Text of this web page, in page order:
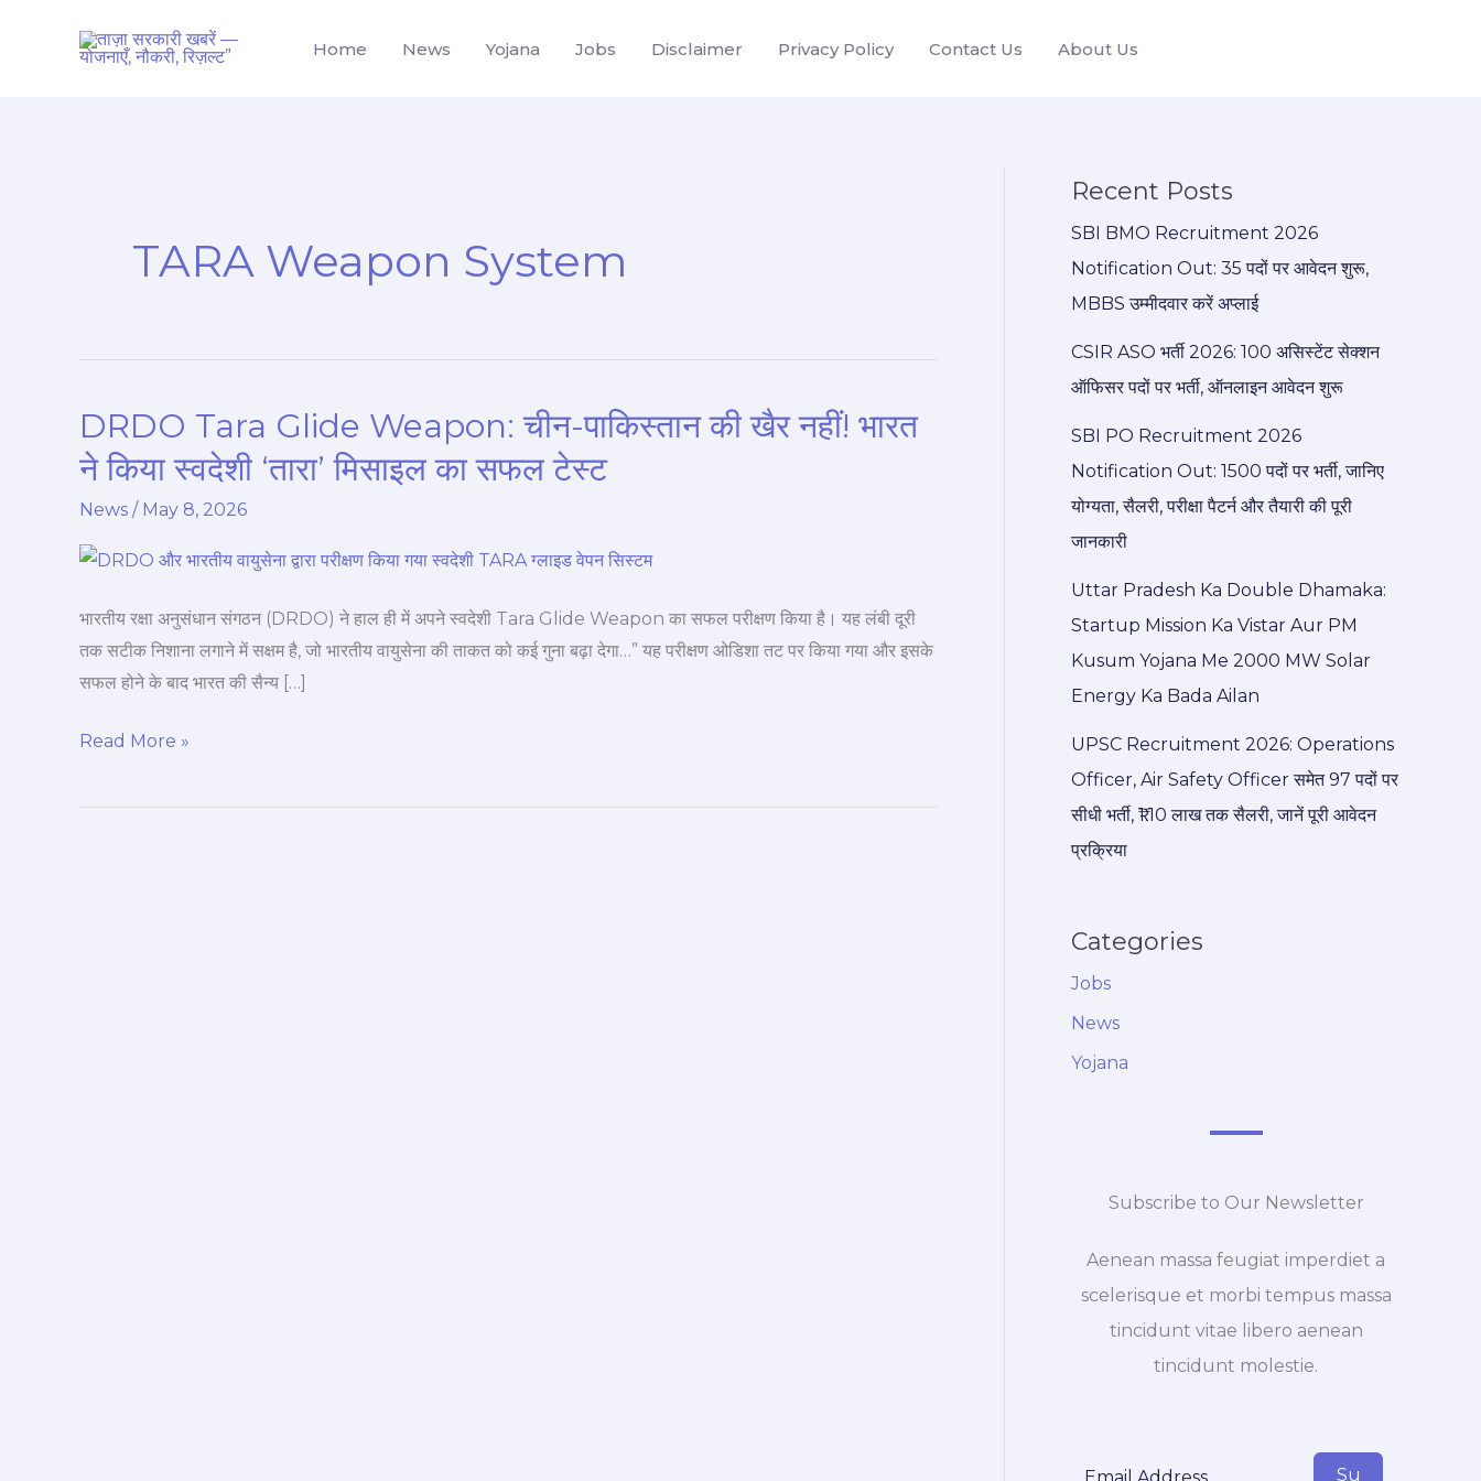
Home News Yojana Jobs Disclaimer Privacy Policy Contact Us About Us
TARA Weapon System
DRDO Tara Glide Weapon: चीन-पाकिस्तान की खैर नहीं! भारत
ने किया स्वदेशी ‘तारा’ मिसाइल का सफल टेस्ट
News / May 8, 2026
भारतीय रक्षा अनुसंधान संगठन (DRDO) ने हाल ही में अपने स्वदेशी Tara Glide Weapon का सफल परीक्षण किया है। यह लंबी दूरी
तक सटीक निशाना लगाने में सक्षम है, जो भारतीय वायुसेना की ताकत को कई गुना बढ़ा देगा…” यह परीक्षण ओडिशा तट पर किया गया और इसके
सफल होने के बाद भारत की सैन्य […]
DRDO
Tara
Glide
Weapon:
चीन-
की
खैर
नहीं!
ने
स्वदेशी
Read More »
Recent Posts
SBI BMO Recruitment 2026
Notification Out: 35 पदों पर आवेदन शुरू,
MBBS उम्मीदवार करें अप्लाई
CSIR ASO भर्ती 2026: 100 असिस्टेंट सेक्शन
ऑफिसर पदों पर भर्ती, ऑनलाइन आवेदन शुरू
SBI PO Recruitment 2026
Notification Out: 1500 पदों पर भर्ती, जानिए
योग्यता, सैलरी, परीक्षा पैटर्न और तैयारी की पूरी
जानकारी
Uttar Pradesh Ka Double Dhamaka:
Startup Mission Ka Vistar Aur PM
Kusum Yojana Me 2000 MW Solar
Energy Ka Bada Ailan
UPSC Recruitment 2026: Operations
Officer, Air Safety Officer समेत 97 पदों पर
सीधी भर्ती, ₹1.10 लाख तक सैलरी, जानें पूरी आवेदन
प्रक्रिया
Categories
Jobs
News
Yojana
Subscribe to Our Newsletter
Aenean massa feugiat imperdiet a
scelerisque et morbi tempus massa
tincidunt vitae libero aenean
tincidunt molestie.
Su